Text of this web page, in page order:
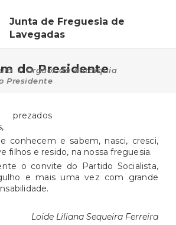
Junta de Freguesia de
Lavegadas
do Presidente
Orgãos da Autarquia
Presidente
prezados
conhecem e sabem, nasci, cresci,
filhos e resido, na nossa freguesia.
o convite do Partido Socialista,
e mais uma vez com grande
Loide Liliana Sequeira Ferreira